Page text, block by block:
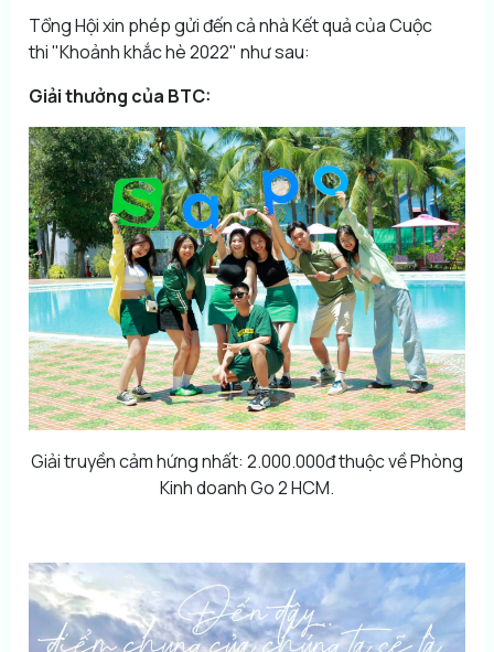
Tổng Hội xin phép gửi đến cả nhà Kết quả của Cuộc
thi"Khoảnh khắc hè 2022" như sau:
Giải thưởng của BTC:
Giải truyền cảm hứng nhất: 2.000.000đ thuộc về Phòng
Kinh doanh Go 2 HCM.